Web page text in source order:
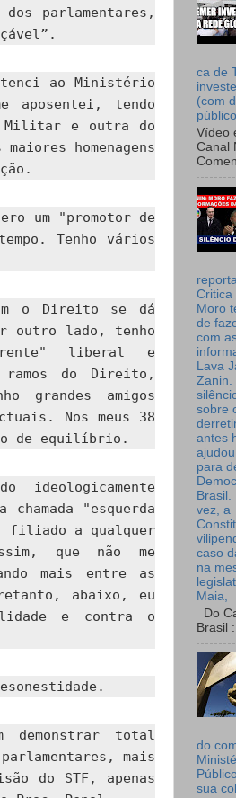
parlamentares,
ao Ministério
aposentei, tendo
Militar e outra do
homenagens
um "promotor de
Tenho vários
o Direito se dá
outro lado, tenho
liberal e
do Direito,
grandes amigos
Nos meus 38
de equilíbrio.
ideologicamente
"esquerda
filiado a qualquer
que não me
mais entre as
abaixo, eu
e contra o
demonstrar total
mais
do STF, apenas
ca de
(com
Vídeo
Canal
Critica
Moro
de
com
Lava
Zanin.
sobre
antes
para
Brasil.
vez, a
caso
na
Maia,
Do
Brasil :
do
sua